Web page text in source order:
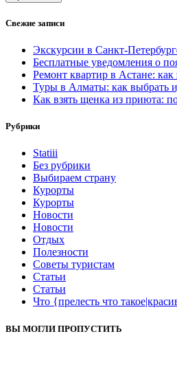
Свежие записи
Экскурсии в Санкт-
Бесплатные уведомления о
Ремонт квартир в Астане:
Туры в Алматы: как выбрать
Как взять щенка из приюта:
Рубрики
Statiii
Без рубрики
Выбираем страну
Курорты
Курорты
Новости
Новости
Отдых
Полезности
Советы туристам
Статьи
Статьи
Что {прелесть что
ВЫ МОГЛИ ПРОПУСТИТЬ